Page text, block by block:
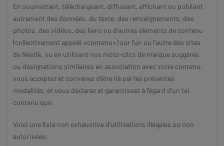
En soumettant, téléchargeant, diffusant, affichant ou publiant
autrement des données, du texte, des renseignements, des
photos, des vidéos, des liens ou d'autres éléments de contenu
(collectivement appelé «contenu») sur l’un ou l’autre des sites
de Nestlé, ou en utilisant nos mots-clics de marque suggérés
ou désignations similaires en association avec votre contenu,
vous acceptez et convenez d’être lié par les présentes
modalités, et vous déclarez et garantissez à l’égard d’un tel
contenu que:
Voici une liste non exhaustive d’utilisations illégales ou non
autorisées: